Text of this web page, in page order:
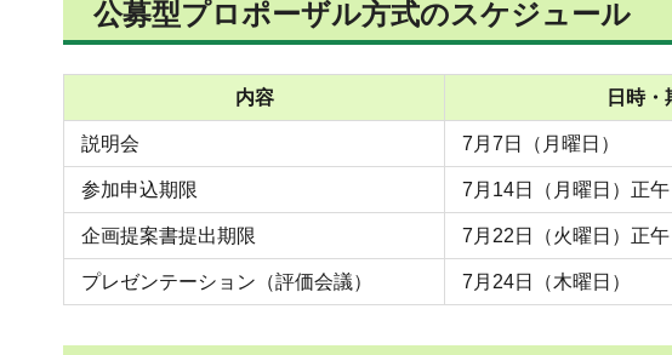
公募型プロポーザル方式のスケジュール
内容 日時・
説明会 7月7日（月曜日）
参加申込期限 7月14日（月曜日）正午
企画提案書提出期限 7月22日（火曜日）正午
プレゼンテーション（評価会議） 7月24日（木曜日）